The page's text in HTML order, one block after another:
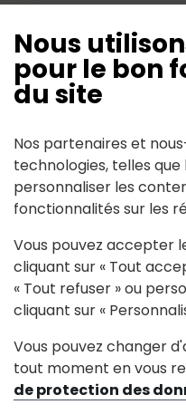
Nous
pour le bon
du site
Nos partenaires et
technologies, telles que
personnaliser les
fonctionnalités sur les
Vous pouvez accepter
cliquant sur « Tout
« Tout refuser » ou
cliquant sur «
Vous pouvez changer
tout moment en vous
de protection des
Horaires :
Du lundi au
30 – 17 h 15
Contact
Z.A de Bel-
02 40 25 46
Voir le